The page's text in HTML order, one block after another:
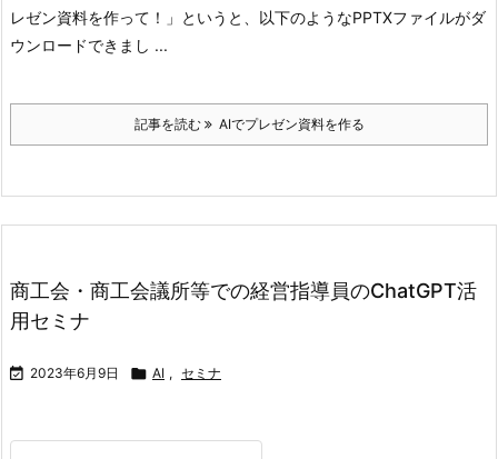
レゼン資料を作って！」というと、以下のようなPPTXファイルがダ
ウンロードできまし ...
記事を読む AIでプレゼン資料を作る
商工会・商工会議所等での経営指導員のChatGPT活
用セミナ
 2023年6月9日  AI , セミナ